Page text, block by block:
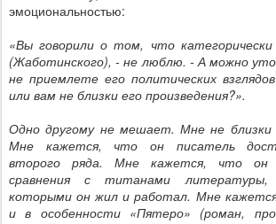
эмоциональностью:
«Вы говорили о том, что
(Жаботинского), - не люблю. - А можно
не приемлете его политических
или вам не близки его произведения?».
Одно другому не мешает. Мне не близки
Мне кажется, что он писатель
второго ряда. Мне кажется, что он
сравнения с титанами литературы,
которыми он жил и работал. Мне
и в особенности «Пятеро» (роман,